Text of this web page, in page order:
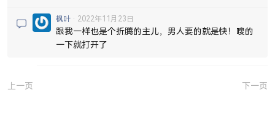
枫叶 2022年11月23日
跟我一样也是个折腾的主儿，男人要的就是快！嗖的
一下就打开了
上一页 下一页